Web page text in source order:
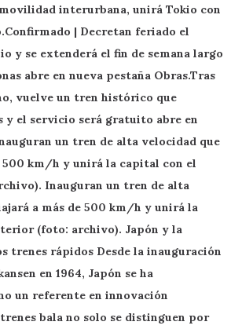
interurbana, unirá Tokio con
| Decretan feriado el
y se extenderá el fin de semana largo
abre en nueva pestaña Obras.Tras
vuelve un tren histórico que
y el servicio será gratuito abre en
un tren de alta velocidad que
500 km/h y unirá la capital con el
Inauguran un tren de alta
a más de 500 km/h y unirá la
(foto: archivo). Japón y la
trenes rápidos Desde la inauguración
en 1964, Japón se ha
un referente en innovación
bala no solo se distinguen por